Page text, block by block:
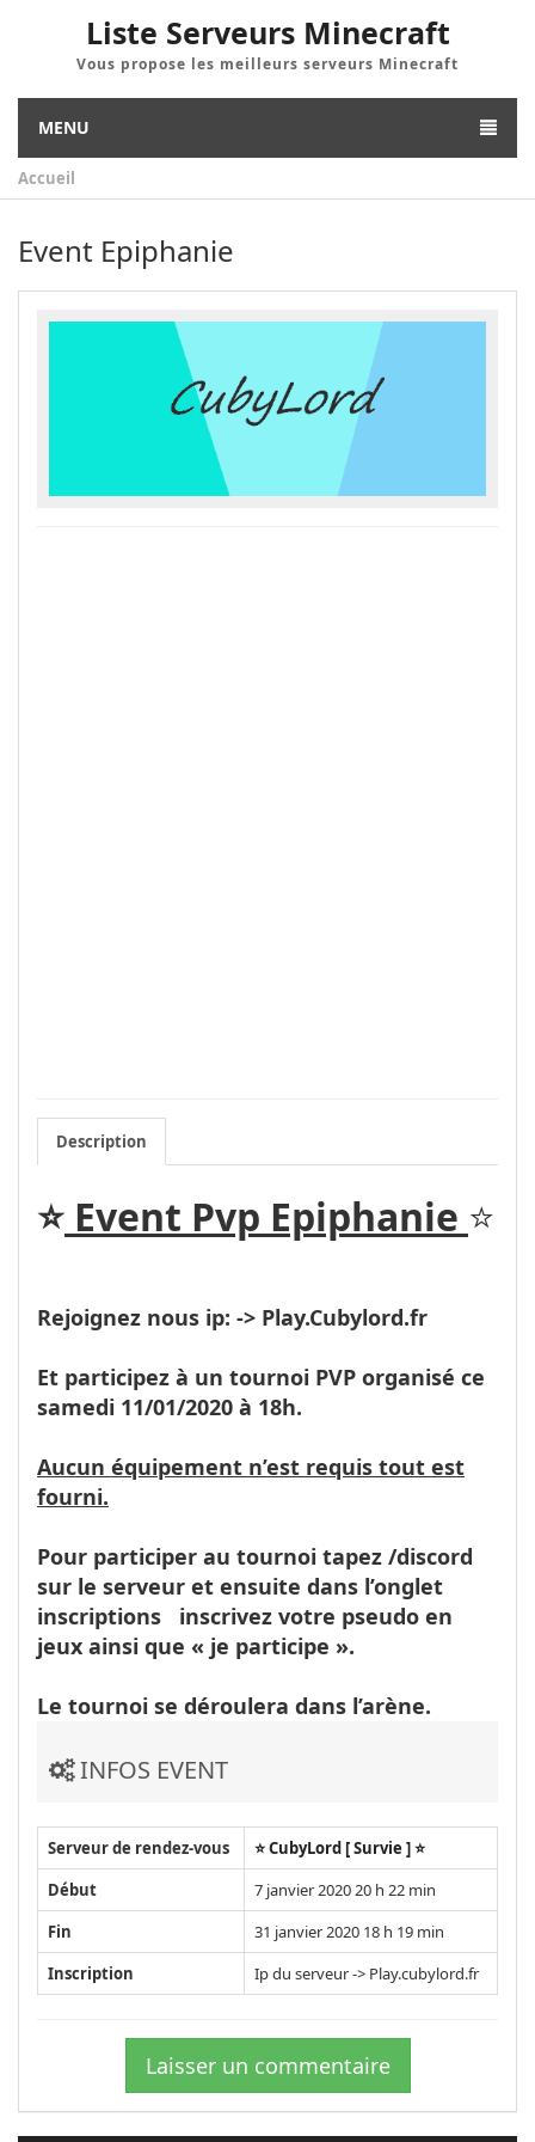
Liste Serveurs Minecraft
Vous propose les meilleurs serveurs Minecraft
MENU
Accueil
Event Epiphanie
Description
⭐ Event Pvp Epiphanie ⭐
Rejoignez nous ip: -> Play.Cubylord.fr
Et participez à un tournoi PVP organisé ce
samedi 11/01/2020 à 18h.
Aucun équipement n’est requis tout est
fourni.
Pour participer au tournoi tapez /discord
sur le serveur et ensuite dans l’onglet
inscriptions inscrivez votre pseudo en
jeux ainsi que « je participe ».
Le tournoi se déroulera dans l’arène.
INFOS EVENT
Serveur de rendez-vous
⭐ CubyLord [ Survie ] ⭐
Début
7 janvier 2020 20 h 22 min
Fin
31 janvier 2020 18 h 19 min
Inscription
Ip du serveur -> Play.cubylord.fr
Laisser un commentaire